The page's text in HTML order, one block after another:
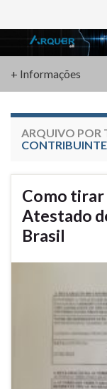
+ Informações
ARQUIVO POR
CONTRIBUINTE
Como tirar
Atestado
Brasil